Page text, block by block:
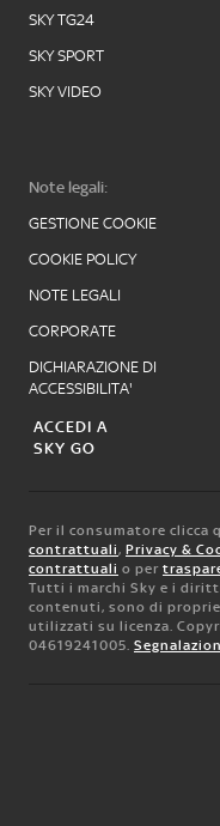
SKY TG24
SKY SPORT
SKY VIDEO
Note legali:
GESTIONE COOKIE
COOKIE POLICY
NOTE LEGALI
CORPORATE
DICHIARAZIONE DI
ACCESSIBILITA'
ACCEDI A
SKY GO
Per il consumatore clicca
contrattuali, Privacy &
contrattuali o per
Tutti i marchi Sky e i
contenuti, sono di
utilizzati su licenza.
04619241005.